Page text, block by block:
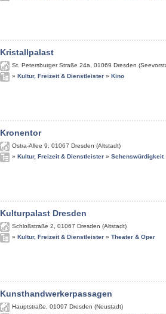
Kristallpalast
St. Petersburger Straße 24a 01069 Dresden
» Kultur, Freizeit & Dienstleister » Kino
Kronentor
Ostra-Allee 9 01067 Dresden (Altstadt)
» Kultur, Freizeit & Dienstleister » Sehenswürdigkeit
Kulturpalast Dresden
Schloßstraße 2 01067 Dresden (Altstadt)
» Kultur, Freizeit & Dienstleister » Theater & Oper
Kunsthandwerkerpassagen
Hauptstraße 01097 Dresden (Neustadt)